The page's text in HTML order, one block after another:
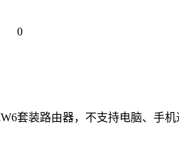
0
套装路由器，不支持电脑、手